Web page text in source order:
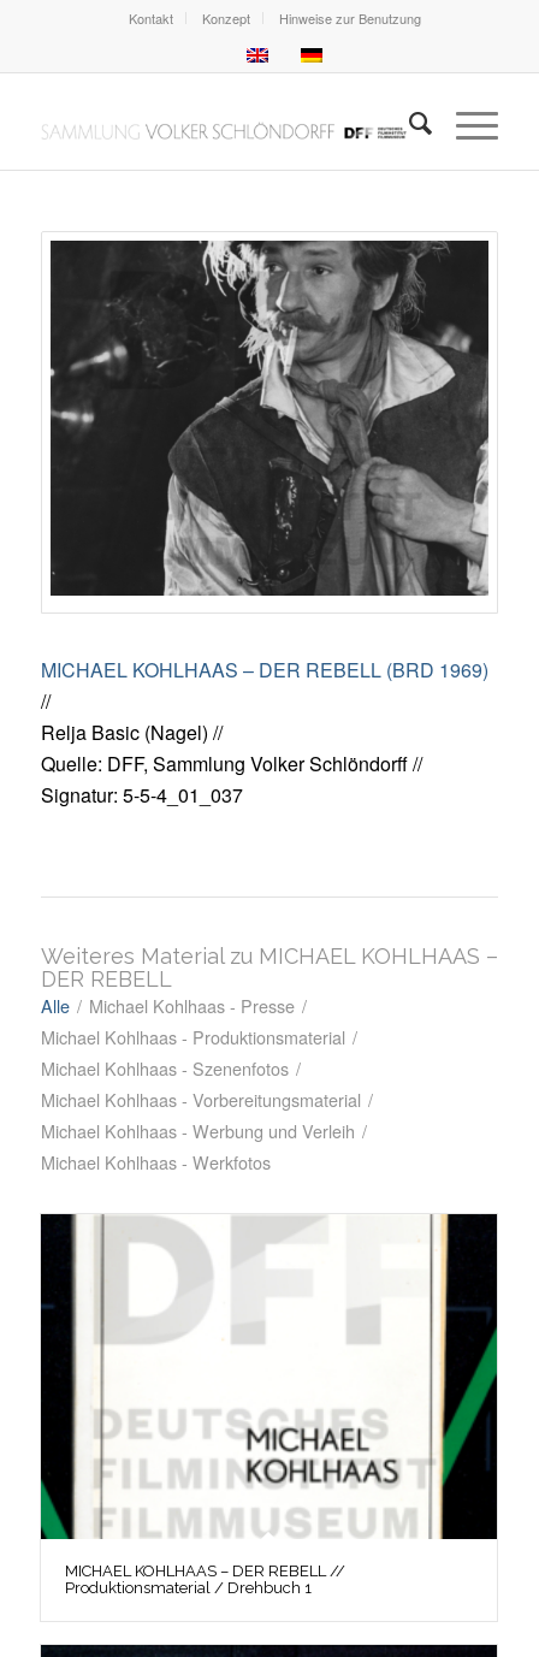
Kontakt Konzept Hinweise zur Benutzung
MICHAEL KOHLHAAS – DER REBELL (BRD 1969)
//
Relja Basic (Nagel) //
Quelle: DFF, Sammlung Volker Schlöndorff //
Signatur: 5-5-4_01_037
Weiteres Material zu MICHAEL KOHLHAAS –
DER REBELL
Alle / Michael Kohlhaas - Presse /
Michael Kohlhaas - Produktionsmaterial /
Michael Kohlhaas - Szenenfotos /
Michael Kohlhaas - Vorbereitungsmaterial /
Michael Kohlhaas - Werbung und Verleih /
Michael Kohlhaas - Werkfotos
MICHAEL KOHLHAAS – DER REBELL //
Produktionsmaterial / Drehbuch 1